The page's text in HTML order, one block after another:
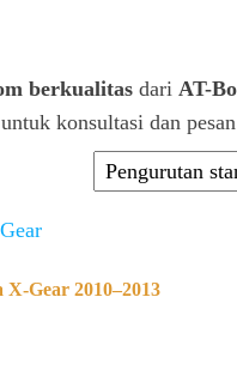
berkualitas dari AT-
konsultasi dan
Gear 2010–2013